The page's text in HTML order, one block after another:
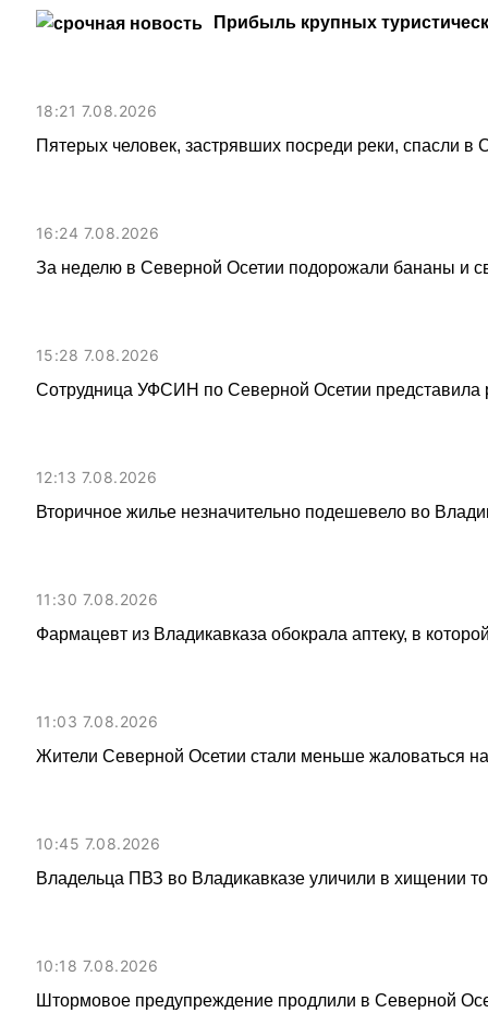
Прибыль крупных
18:21 7.08.2026
Пятерых человек, застрявших посреди реки, спасли в
16:24 7.08.2026
За неделю в Северной Осетии подорожали бананы и
15:28 7.08.2026
Сотрудница УФСИН по Северной Осетии представила
12:13 7.08.2026
Вторичное жилье незначительно подешевело во
11:30 7.08.2026
Фармацевт из Владикавказа обокрала аптеку, в
11:03 7.08.2026
Жители Северной Осетии стали меньше жаловаться
10:45 7.08.2026
Владельца ПВЗ во Владикавказе уличили в хищении
10:18 7.08.2026
Штормовое предупреждение продлили в Северной